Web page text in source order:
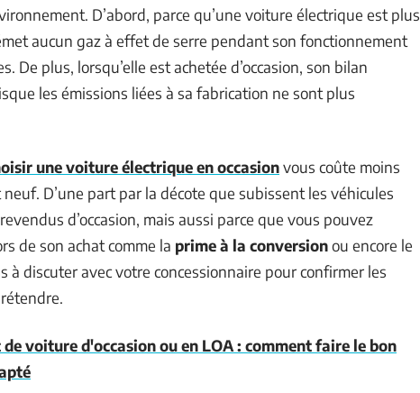
D’abord, parce qu’une voiture électrique est plus
aucun gaz à effet de serre pendant son fonctionnement
De plus, lorsqu’elle est achetée d’occasion, son bilan
les émissions liées à sa fabrication ne sont plus
une voiture électrique en occasionvous coûte moins
D’une part par la décote que subissent les véhicules
d’occasion, mais aussi parce que vous pouvez
de son achat comme la prime à la conversionou encore le
à discuter avec votre concessionnaire pour confirmer les
voiture d'occasion ou en LOA : comment faire le bon